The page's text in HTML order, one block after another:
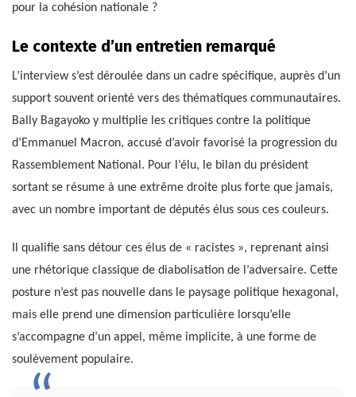
pour la cohésion nationale ?
Le contexte d’un entretien remarqué
L’interview s’est déroulée dans un cadre spécifique, auprès d’un
support souvent orienté vers des thématiques communautaires.
Bally Bagayoko y multiplie les critiques contre la politique
d’Emmanuel Macron, accusé d’avoir favorisé la progression du
Rassemblement National. Pour l’élu, le bilan du président
sortant se résume à une extrême droite plus forte que jamais,
avec un nombre important de députés élus sous ces couleurs.
Il qualifie sans détour ces élus de « racistes », reprenant ainsi
une rhétorique classique de diabolisation de l’adversaire. Cette
posture n’est pas nouvelle dans le paysage politique hexagonal,
mais elle prend une dimension particulière lorsqu’elle
s’accompagne d’un appel, même implicite, à une forme de
soulèvement populaire.